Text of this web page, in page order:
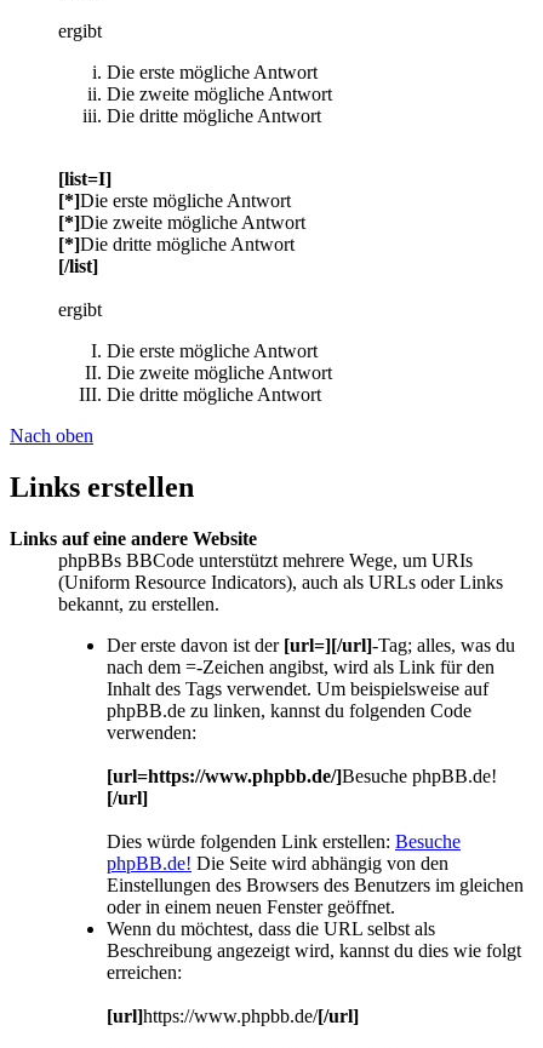
ergibt
Die erste mögliche Antwort
Die zweite mögliche Antwort
Die dritte mögliche Antwort
[list=I]
[*]Die erste mögliche Antwort
[*]Die zweite mögliche Antwort
[*]Die dritte mögliche Antwort
[/list]
ergibt
Die erste mögliche Antwort
Die zweite mögliche Antwort
Die dritte mögliche Antwort
Nach oben
Links erstellen
Links auf eine andere Website
phpBBs BBCode unterstützt mehrere Wege, um URIs
(Uniform Resource Indicators), auch als URLs oder Links
bekannt, zu erstellen.
Der erste davon ist der [url=][/url]-Tag; alles, was du
nach dem =-Zeichen angibst, wird als Link für den
Inhalt des Tags verwendet. Um beispielsweise auf
phpBB.de zu linken, kannst du folgenden Code
verwenden:
[url=https://www.phpbb.de/]Besuche phpBB.de!
[/url]
Dies würde folgenden Link erstellen: Besuche
phpBB.de! Die Seite wird abhängig von den
Einstellungen des Browsers des Benutzers im gleichen
oder in einem neuen Fenster geöffnet.
Wenn du möchtest, dass die URL selbst als
Beschreibung angezeigt wird, kannst du dies wie folgt
erreichen:
[url]https://www.phpbb.de/[/url]